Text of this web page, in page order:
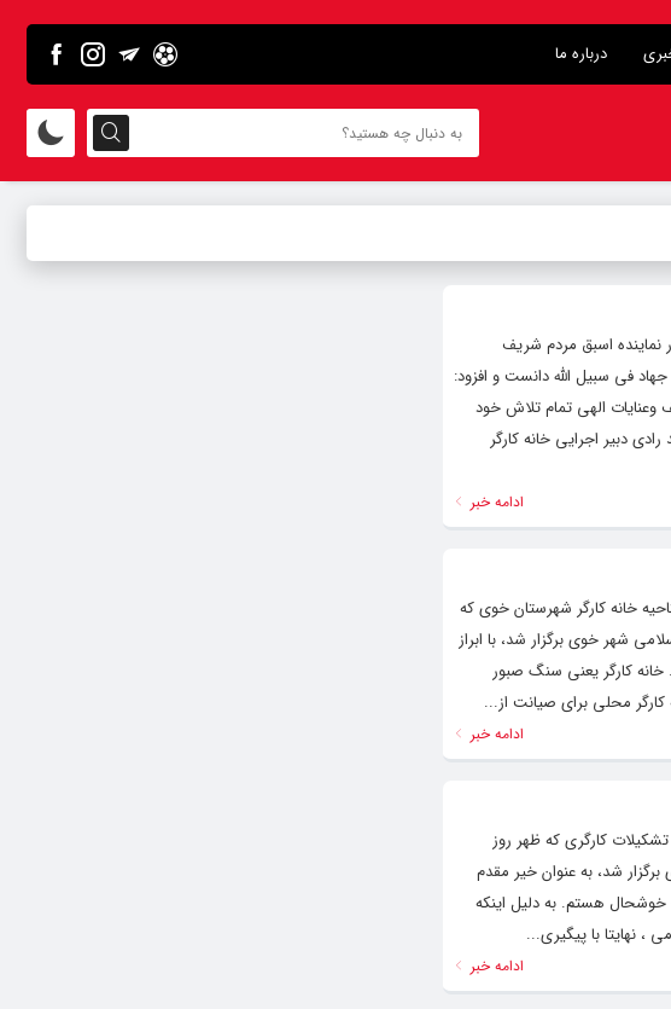
درباره ما
نماینده اسبق مردم شریف
فی سبیل الله دانست و افزود:
الهی تمام تلاش خود
دبیر اجرایی خانه کارگر
ادامه خبر
خانه کارگر شهرستان خوی که
شهر خوی برگزار شد، با ابراز
کارگر یعنی سنگ صبور
کارگر محلی برای صیانت از...
ادامه خبر
کارگری که ظهر روز
شد، به عنوان خیر مقدم
هستم. به دلیل اینکه
ادامه خبر